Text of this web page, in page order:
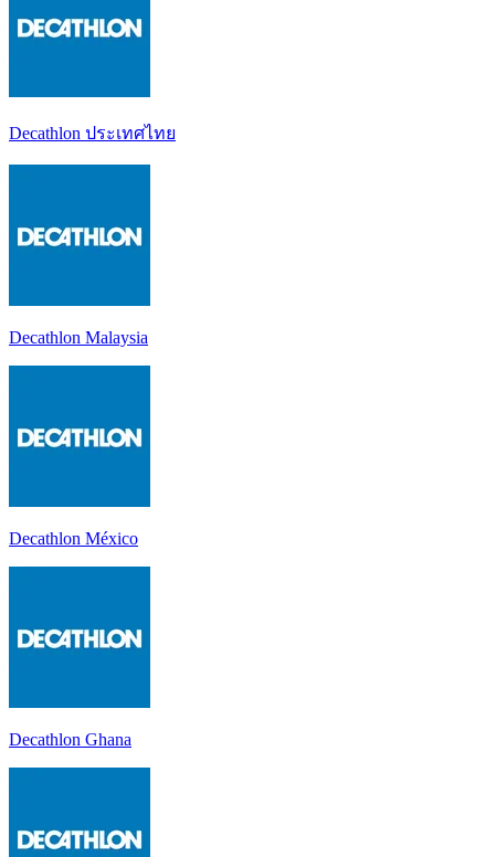
Decathlon ประเทศไทย
Decathlon Malaysia
Decathlon México
Decathlon Ghana